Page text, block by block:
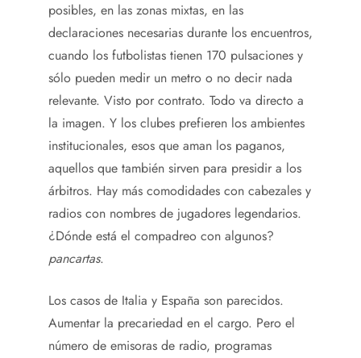
posibles, en las zonas mixtas, en las
declaraciones necesarias durante los encuentros,
cuando los futbolistas tienen 170 pulsaciones y
sólo pueden medir un metro o no decir nada
relevante. Visto por contrato. Todo va directo a
la imagen. Y los clubes prefieren los ambientes
institucionales, esos que aman los paganos,
aquellos que también sirven para presidir a los
árbitros. Hay más comodidades con cabezales y
radios con nombres de jugadores legendarios.
¿Dónde está el compadreo con algunos?
pancartas.
Los casos de Italia y España son parecidos.
Aumentar la precariedad en el cargo. Pero el
número de emisoras de radio, programas